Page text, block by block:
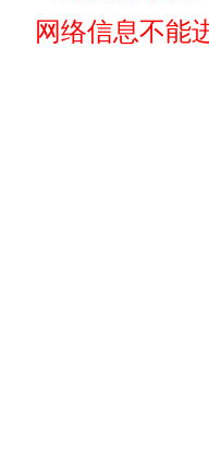
网络信息不能